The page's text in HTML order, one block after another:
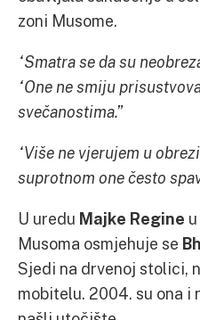
zoni Musome.
“Smatra se da su
“One ne smiju
svečanostima.”
“Više ne vjerujem u
suprotnom one često
U uredu Majke Regine
Musoma osmjehuje se
Sjedi na drvenoj stolici,
mobitelu. 2004. su ona i